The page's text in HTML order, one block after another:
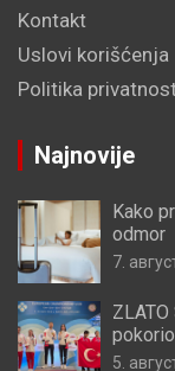
Kontakt
Uslovi korišćenja
Politika
Najnovije
Kako
odmor
7.
ZLATO
5.